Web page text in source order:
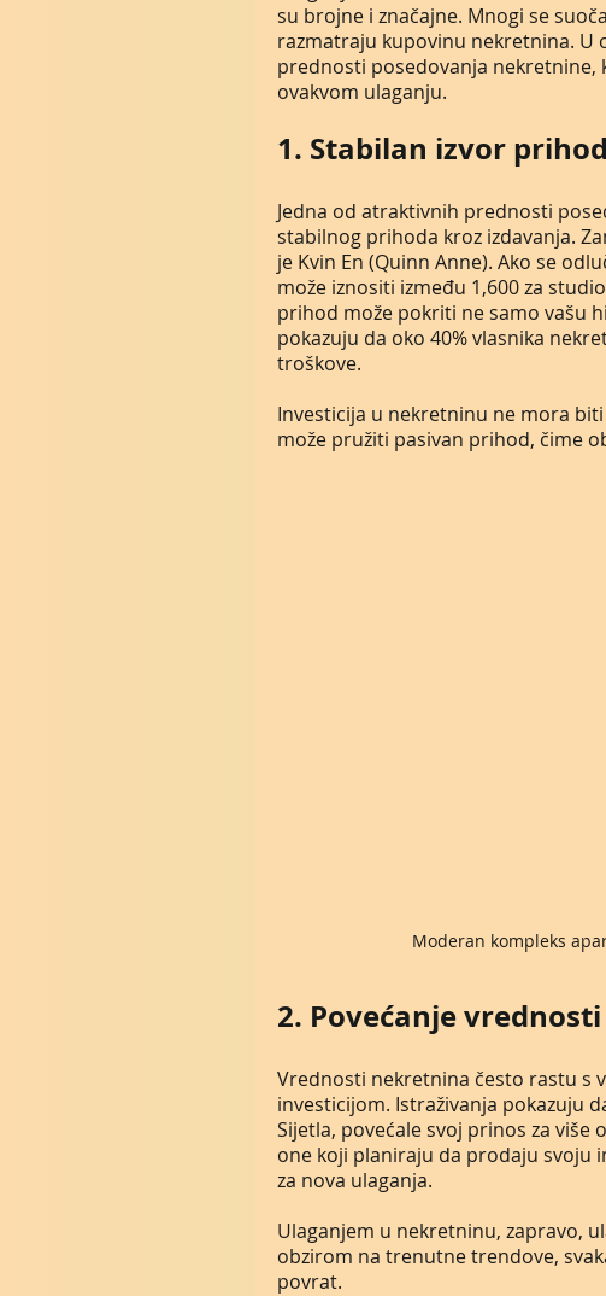
su brojne i značajne. Mnogi se
razmatraju kupovinu nekretnina. U
prednosti posedovanja nekretnine,
ovakvom ulaganju.
1. Stabilan izvor
Jedna od atraktivnih prednosti
stabilnog prihoda kroz izdavanja.
je Kvin En (Quinn Anne). Ako se
može iznositi između 1,600 za
prihod može pokriti ne samo vašu
pokazuju da oko 40% vlasnika
troškove.
Investicija u nekretninu ne mora
može pružiti pasivan prihod, čime
Moderan kompleks
2. Povećanje
Vrednosti nekretnina često rastu s
investicijom. Istraživanja pokazuju
Sijetla, povećale svoj prinos za više
one koji planiraju da prodaju svoju
za nova ulaganja.
Ulaganjem u nekretninu, zapravo,
obzirom na trenutne trendove,
povrat.